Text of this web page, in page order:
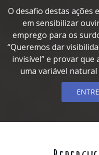
O desafio destas ações
em sensibilizar
emprego para os
“Queremos dar
invisível” e provar que
uma variável natural